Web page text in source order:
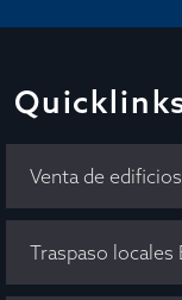
Venta de
Traspaso locales